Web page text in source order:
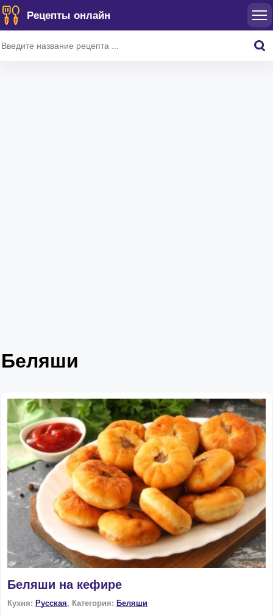
Рецепты онлайн
Беляши
Беляши на кефире
Кухня: Русская, Категория: Беляши